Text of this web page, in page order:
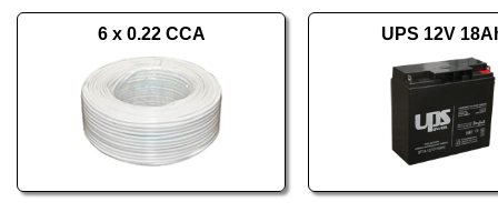
6 x 0.22 CCA UPS 12V